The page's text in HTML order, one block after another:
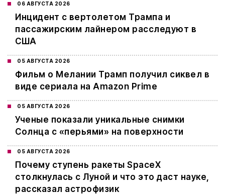
06 АВГУСТА 2026
Инцидент с вертолетом Трампа и
пассажирским лайнером расследуют в
США
05 АВГУСТА 2026
Фильм о Мелании Трамп получил сиквел в
виде сериала на Amazon Prime
05 АВГУСТА 2026
Ученые показали уникальные снимки
Солнца с «перьями» на поверхности
05 АВГУСТА 2026
Почему ступень ракеты SpaceX
столкнулась с Луной и что это даст науке,
рассказал астрофизик